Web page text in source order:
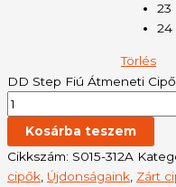
23
24
Törlés
DD Step Fiú Átmeneti
Kosárba teszem
Cikkszám: S015-312A
cipők Újdonságaink Zárt